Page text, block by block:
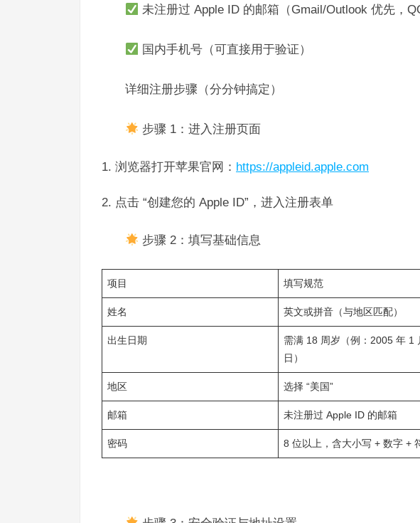
未注册过 Apple ID 的邮箱（Gmail/Outlook 优先，
国内手机号（可直接用于验证）​
详细注册步骤（分分钟搞定）​
步骤 1：进入注册页面​
浏览器打开苹果官网： https://appleid.apple.com
点击 “创建您的 Apple ID”，进入注册表单​
步骤 2：填写基础信息​
项目​ 填写规范​
姓名​ 英文或拼音（与地区匹配）​
出生日期​
需满 18 周岁（例：2005 年 1
日）​
地区​ 选择 “美国”​
邮箱​ 未注册过 Apple ID 的邮箱​
密码​ 8 位以上，含大小写 + 数字 +